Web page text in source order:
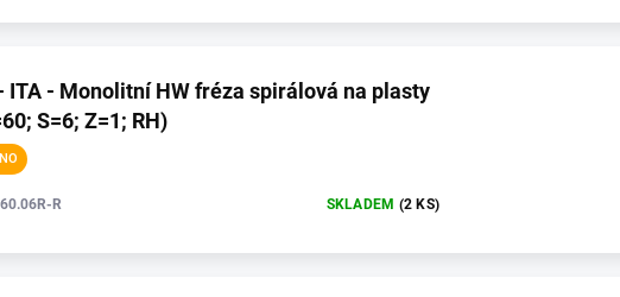
- ITA - Monolitní HW fréza spirálová na plasty
S=6; Z=1; RH)
SKLADEM (2 KS)
R